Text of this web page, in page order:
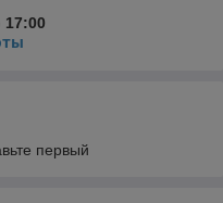
17:00
первый